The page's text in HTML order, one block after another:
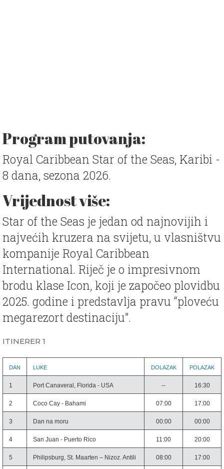
Program putovanja:
Royal Caribbean Star of the Seas, Karibi -
8 dana, sezona 2026.
Vrijednost više:
Star of the Seas je jedan od najnovijih i
najvećih kruzera na svijetu, u vlasništvu
kompanije Royal Caribbean
International. Riječ je o impresivnom
brodu klase Icon, koji je započeo plovidbu
2025. godine i predstavlja pravu “ploveću
megarezort destinaciju”.
ITINERER 1
DAN LUKE DOLAZAK POLAZAK
1 Port Canaveral, Florida - USA -- 16:30
2 Coco Cay - Bahami 07:00 17:00
3 Dan na moru 00:00 00:00
4 San Juan - Puerto Rico 11:00 20:00
5 Philipsburg, St. Maarten – Nizoz. Antili 08:00 17:00